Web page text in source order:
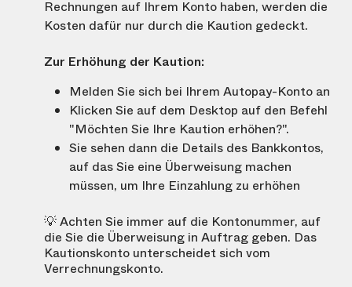
Rechnungen auf Ihrem Konto haben, werden die
Kosten dafür nur durch die Kaution gedeckt.
Zur Erhöhung der Kaution:
Melden Sie sich bei Ihrem Autopay-Konto an
Klicken Sie auf dem Desktop auf den Befehl
"Möchten Sie Ihre Kaution erhöhen?".
Sie sehen dann die Details des Bankkontos,
auf das Sie eine Überweisung machen
müssen, um Ihre Einzahlung zu erhöhen
💡 Achten Sie immer auf die Kontonummer, auf
die Sie die Überweisung in Auftrag geben. Das
Kautionskonto unterscheidet sich vom
Verrechnungskonto.